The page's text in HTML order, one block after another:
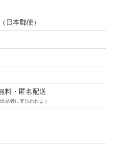
日本郵便）
料・匿名配送
品者に支払われます